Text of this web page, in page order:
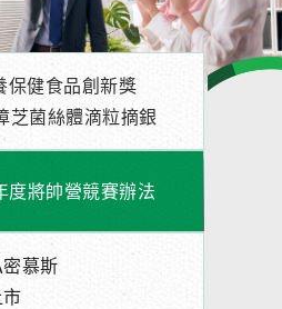
保健食品創新獎
芝菌絲體滴粒摘銀
度將帥營競賽辦法
慕斯